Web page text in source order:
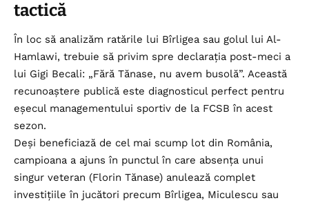
tactică
În loc să analizăm ratările lui Bîrligea sau golul lui Al-
Hamlawi, trebuie să privim spre declarația post-meci a
lui Gigi Becali: „Fără Tănase, nu avem busolă”. Această
recunoaștere publică este diagnosticul perfect pentru
eșecul managementului sportiv de la FCSB în acest
sezon.
Deși beneficiază de cel mai scump lot din România,
campioana a ajuns în punctul în care absența unui
singur veteran (Florin Tănase) anulează complet
investițiile în jucători precum Bîrligea, Miculescu sau